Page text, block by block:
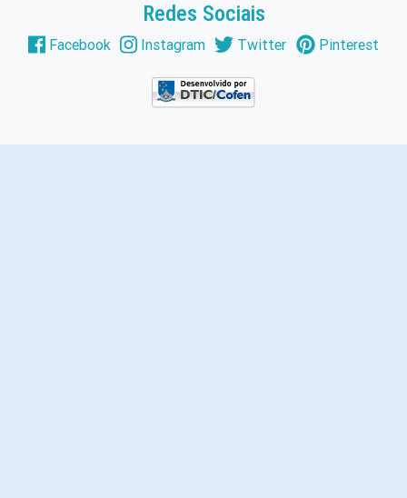
Redes Sociais
Facebook Instagram Twitter Pinterest